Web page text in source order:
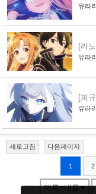
리
유라
[라
공개
유라
[피
공개
유라
새로고침 다음페이지
1 2
제목+내용